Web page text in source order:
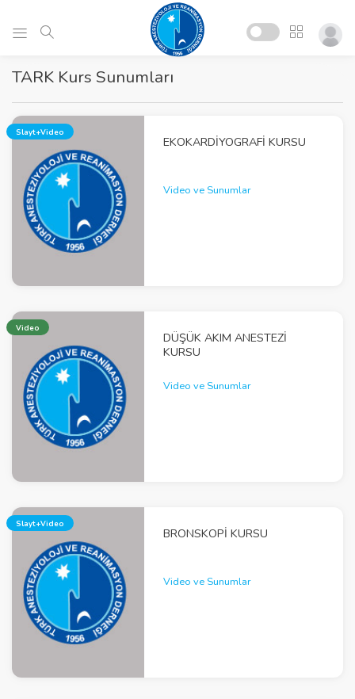
TARK Kurs Sunumları
Slayt+Video
EKOKARDIYOGRAFI KURSU
Video ve Sunumlar
Video
DÜŞÜK AKIM ANESTEZI
KURSU
Video ve Sunumlar
Slayt+Video
BRONSKOPI KURSU
Video ve Sunumlar